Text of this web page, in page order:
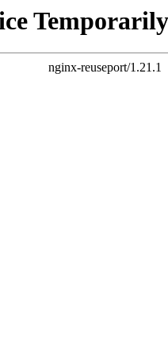
nginx-reuseport/1.21.1